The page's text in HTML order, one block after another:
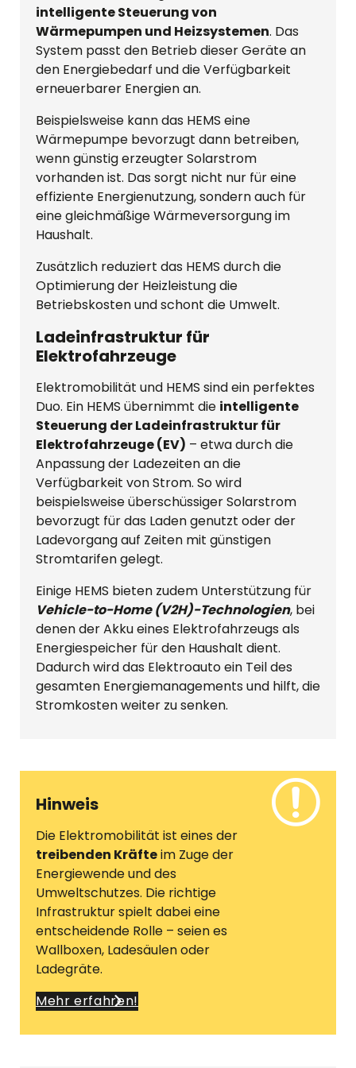
intelligente Steuerung von
Wärmepumpen und Heizsystemen. Das
System passt den Betrieb dieser Geräte an
den Energiebedarf und die Verfügbarkeit
erneuerbarer Energien an.
Beispielsweise kann das HEMS eine
Wärmepumpe bevorzugt dann betreiben,
wenn günstig erzeugter Solarstrom
vorhanden ist. Das sorgt nicht nur für eine
effiziente Energienutzung, sondern auch für
eine gleichmäßige Wärmeversorgung im
Haushalt.
Zusätzlich reduziert das HEMS durch die
Optimierung der Heizleistung die
Betriebskosten und schont die Umwelt.
Ladeinfrastruktur für
Elektrofahrzeuge
Elektromobilität und HEMS sind ein perfektes
Duo. Ein HEMS übernimmt die intelligente
Steuerung der Ladeinfrastruktur für
Elektrofahrzeuge (EV) – etwa durch die
Anpassung der Ladezeiten an die
Verfügbarkeit von Strom. So wird
beispielsweise überschüssiger Solarstrom
bevorzugt für das Laden genutzt oder der
Ladevorgang auf Zeiten mit günstigen
Stromtarifen gelegt.
Einige HEMS bieten zudem Unterstützung für
Vehicle-to-Home (V2H)-Technologien, bei
denen der Akku eines Elektrofahrzeugs als
Energiespeicher für den Haushalt dient.
Dadurch wird das Elektroauto ein Teil des
gesamten Energiemanagements und hilft, die
Stromkosten weiter zu senken.
Hinweis
Die Elektromobilität ist eines der
treibenden Kräfteim Zuge der
Energiewende und des
Umweltschutzes. Die richtige
Infrastruktur spielt dabei eine
entscheidende Rolle – seien es
Wallboxen, Ladesäulen oder
Ladegräte.
Mehr erfahren!